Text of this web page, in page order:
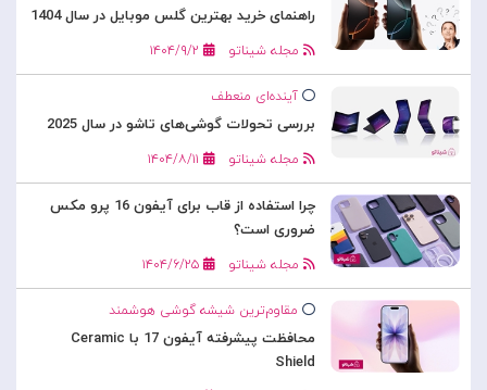
راهنمای خرید بهترین گلس موبایل در سال 1404
مجله شیناتو ۱۴۰۴/۹/۲
آینده‌ای منعطف
بررسی تحولات گوشی‌های تاشو در سال 2025
مجله شیناتو ۱۴۰۴/۸/۱۱
چرا استفاده از قاب برای آیفون 16 پرو مکس
ضروری است؟
مجله شیناتو ۱۴۰۴/۶/۲۵
مقاوم‌ترین شیشه گوشی هوشمند
محافظت پیشرفته آیفون 17 با Ceramic
Shield